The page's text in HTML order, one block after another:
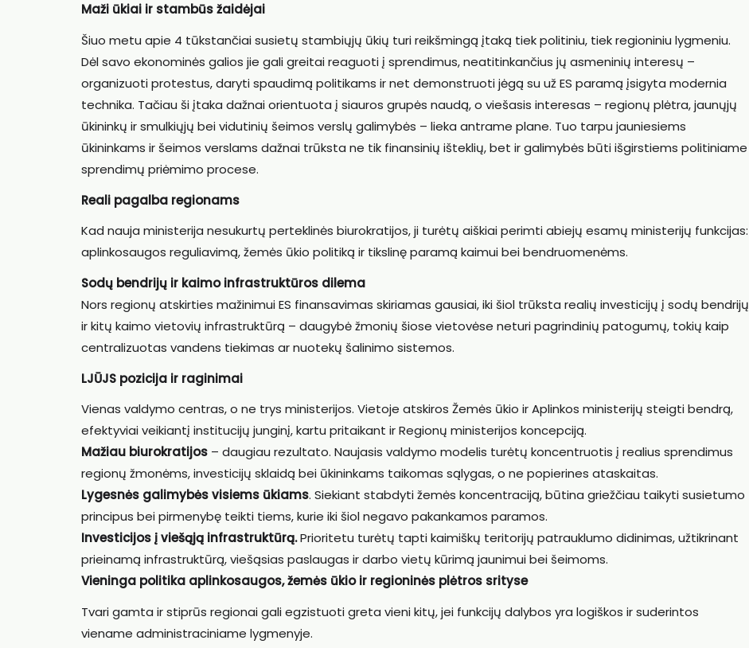
Maži ūkiai ir stambūs žaidėjai
Šiuo metu apie 4 tūkstančiai susietų stambiųjų ūkių turi reikšmingą įtaką tiek politiniu, tiek regioniniu lygmeniu.
Dėl savo ekonominės galios jie gali greitai reaguoti į sprendimus, neatitinkančius jų asmeninių interesų –
organizuoti protestus, daryti spaudimą politikams ir net demonstruoti jėgą su už ES paramą įsigyta modernia
technika. Tačiau ši įtaka dažnai orientuota į siauros grupės naudą, o viešasis interesas – regionų plėtra, jaunųjų
ūkininkų ir smulkiųjų bei vidutinių šeimos verslų galimybės – lieka antrame plane. Tuo tarpu jauniesiems
ūkininkams ir šeimos verslams dažnai trūksta ne tik finansinių išteklių, bet ir galimybės būti išgirstiems politiniame
sprendimų priėmimo procese.
Reali pagalba regionams
Kad nauja ministerija nesukurtų perteklinės biurokratijos, ji turėtų aiškiai perimti abiejų esamų ministerijų funkcijas:
aplinkosaugos reguliavimą, žemės ūkio politiką ir tikslinę paramą kaimui bei bendruomenėms.
Sodų bendrijų ir kaimo infrastruktūros dilema
Nors regionų atskirties mažinimui ES finansavimas skiriamas gausiai, iki šiol trūksta realių investicijų į sodų bendrijų
ir kitų kaimo vietovių infrastruktūrą – daugybė žmonių šiose vietovėse neturi pagrindinių patogumų, tokių kaip
centralizuotas vandens tiekimas ar nuotekų šalinimo sistemos.
LJŪJS pozicija ir raginimai
Vienas valdymo centras, o ne trys ministerijos. Vietoje atskiros Žemės ūkio ir Aplinkos ministerijų steigti bendrą,
efektyviai veikiantį institucijų junginį, kartu pritaikant ir Regionų ministerijos koncepciją.
Mažiau biurokratijos – daugiau rezultato. Naujasis valdymo modelis turėtų koncentruotis į realius sprendimus
regionų žmonėms, investicijų sklaidą bei ūkininkams taikomas sąlygas, o ne popierines ataskaitas.
Lygesnės galimybės visiems ūkiams. Siekiant stabdyti žemės koncentraciją, būtina griežčiau taikyti susietumo
principus bei pirmenybę teikti tiems, kurie iki šiol negavo pakankamos paramos.
Investicijos į viešąją infrastruktūrą.Prioritetu turėtų tapti kaimiškų teritorijų patrauklumo didinimas, užtikrinant
prieinamą infrastruktūrą, viešąsias paslaugas ir darbo vietų kūrimą jaunimui bei šeimoms.
Vieninga politika aplinkosaugos, žemės ūkio ir regioninės plėtros srityse
Tvari gamta ir stiprūs regionai gali egzistuoti greta vieni kitų, jei funkcijų dalybos yra logiškos ir suderintos
viename administraciniame lygmenyje.